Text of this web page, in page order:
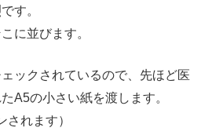
す。
に並びます。
ックされているので、先ほど医
A5の小さい紙を渡します。
されます）